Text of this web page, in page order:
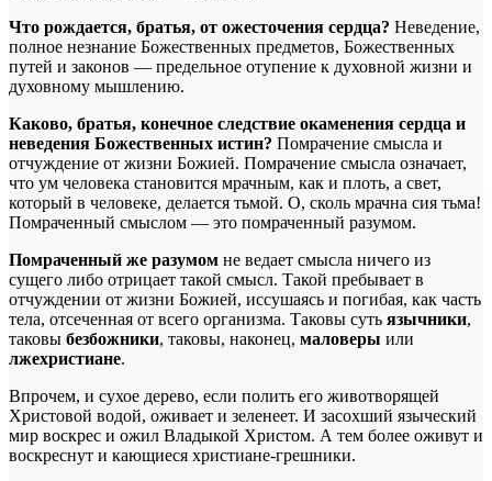
Что рождается, братья, от ожесточения сердца? Неведение,
полное незнание Божественных предметов, Божественных
путей и законов — предельное отупение к духовной жизни и
духовному мышлению.
Каково, братья, конечное следствие окаменения сердца и
неведения Божественных истин? Помрачение смысла и
отчуждение от жизни Божией. Помрачение смысла означает,
что ум человека становится мрачным, как и плоть, а свет,
который в человеке, делается тьмой. О, сколь мрачна сия тьма!
Помраченный смыслом — это помраченный разумом.
Помраченный же разумом не ведает смысла ничего из
сущего либо отрицает такой смысл. Такой пребывает в
отчуждении от жизни Божией, иссушаясь и погибая, как часть
тела, отсеченная от всего организма. Таковы суть язычники,
таковы безбожники, таковы, наконец, маловеры или
лжехристиане.
Впрочем, и сухое дерево, если полить его животворящей
Христовой водой, оживает и зеленеет. И засохший языческий
мир воскрес и ожил Владыкой Христом. А тем более оживут и
воскреснут и кающиеся христиане-грешники.